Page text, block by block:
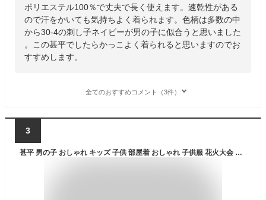
ポリエステル100％で丈夫で長く使えます。速乾性がある
ので汗をかいても気持ちよく着られます。色柄は多数の中
から30-4の刺し子ネイビーが男の子に似合うと思いました
。この甚平でしたらかっこよく着られると思いますのでお
すすめします。
全てのおすすめコメント（3件）
3
甚平 男の子 おしゃれ キッズ 子供 部屋着 おしゃれ 子供服 花火大会 子供用 夏祭り 夕涼み会 七夕 80cm 90cm 95cm 100cm 110cm 120cm 130cm 140cm 150cm 160cm 綿100% コットン 日本製生地 花火 龍 車 富士山 電車 パジャマ 誕生日 浴衣 夏